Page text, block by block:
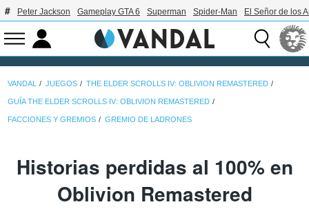
Peter Jackson Gameplay GTA 6 Superman Spider-Man El Señor de los
VANDAL JUEGOS THE ELDER SCROLLS IV: OBLIVION REMASTERED
GUÍA THE ELDER SCROLLS IV: OBLIVION REMASTERED
FACCIONES Y GREMIOS GREMIO DE LADRONES
Historias perdidas al 100% en
Oblivion Remastered